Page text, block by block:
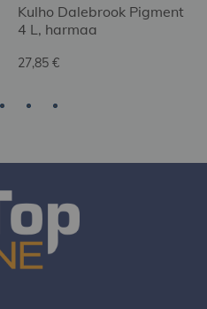
Kulho Dalebrook Pigment
4 L, harmaa
27,85 €